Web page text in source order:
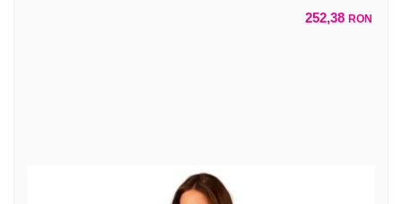
252,38 RON